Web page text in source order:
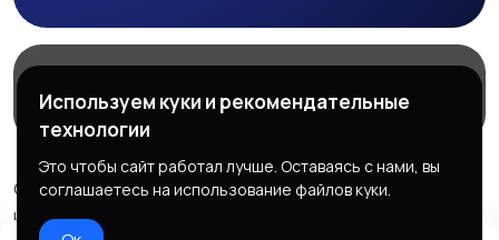
Служба поддержки
© 2026 Freebby - Сервис бесплатных объявлений ДНР
и ЛНР
Используем куки и рекомендательные
технологии
Это чтобы сайт работал лучше. Оставаясь с нами, вы
соглашаетесь на использование файлов куки.